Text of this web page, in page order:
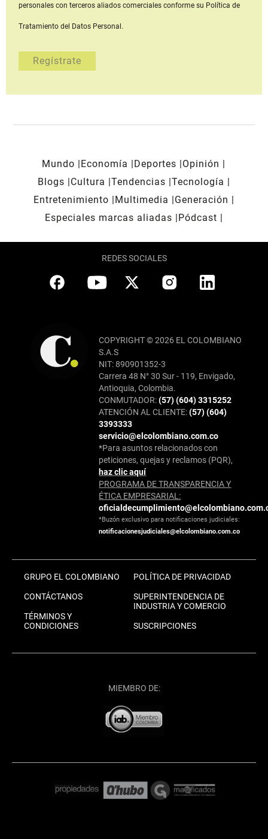
personales con terceros aliados comerciales conforme su Política de
Tratamiento del Datos Personal.
Mundo Economía Deportes
Opinión
Blogs
Cultura Tendencias Tecnología
Entretenimiento
Multimedia
Generación
Especiales marcas aliadas
Pódcast
REDES SOCIALES
COPYRIGHT © 2026 EL COLOMBIANO
S.A.S
NIT: 890901352-3
Carrera 48 N° 30 Sur - 119, Envigado,
Antioquia, Colombia.
CONMUTADOR:(57) (604) 3315252
ATENCIÓN AL CLIENTE:(57) (604)
3393333
servicio@elcolombiano.com.co
*Para asuntos relacionados con
peticiones, quejas y reclamos (PQR),
haz clic aquí
PROGRAMA DE TRANSPARENCIA Y
ÉTICA EMPRESARIAL:
*Buzón exclusivo para notificaciones judiciales:
notificacionesjudiciales@elcolombiano.com.co
GRUPO EL COLOMBIANO
CONTÁCTANOS
TÉRMINOS Y
CONDICIONES
POLÍTICA DE PRIVACIDAD
SUPERINTENDENCIA DE
INDUSTRIA Y COMERCIO
SUSCRIPCIONES
MIEMBRO DE: